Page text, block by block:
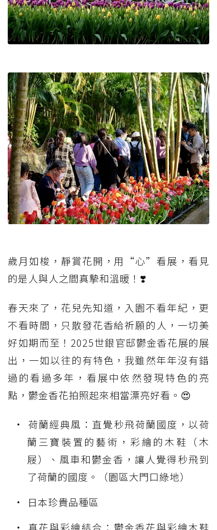
歲月如梭，靜賞花開，用“心”看展，看見
的是人與人之間真摯和溫暖！❣️
春天來了，花兒先知道，入園不看年紀，更
不看時間，只散發花香給祈願的人，一切美
好如期而至！2025世銀官邸鬱金香花展的展
出，一如以往的有特色，我雖然年年沒有錯
過的看過多年，看展中依然發現特色的亮
點，鬱金香花拍照起來相當漂亮好看。😍
荷蘭經典風：直覺秒飛荷蘭國度，以荷
蘭三寶裝置的藝術，彩繪的木鞋（木
屐）、風車和鬱金香，讓人覺得秒飛到
了荷蘭的國度。（園區大門口綠地）
日本珍貴品種區